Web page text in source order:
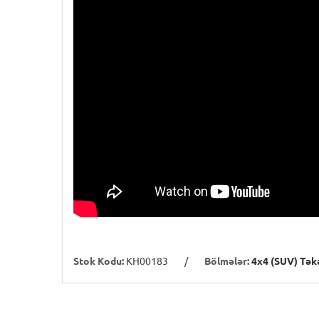
Stok Kodu: KH00183 / Bölmələr:4x4 (SUV)